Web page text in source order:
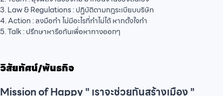
3. Law & Regulations : ปฏิบัติตามกฎระเบียบบริษัท
4. Action : ลงมือทำ ไม่มีอะไรที่ทำไม่ได้ หากตั้งใจทำ
5. Talk : ปรึกษาหารือกันเพื่อหาทางออกๆ
วิสัยทัศน์/พันธกิจ
Mission of Happy " เราจะช่วยกันสร้างเมือง "